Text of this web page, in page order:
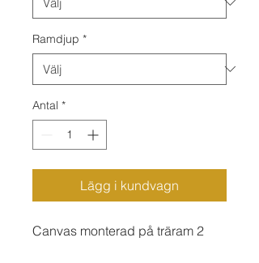
Ramdjup *
Antal *
Lägg i kundvagn
Canvas monterad på träram 2